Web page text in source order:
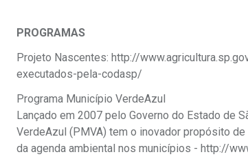
PROGRAMAS
Projeto Nascentes: http://
executados-pela-codasp/
Programa Município VerdeAzul
Lançado em 2007 pelo Governo do Estado de
VerdeAzul (PMVA) tem o inovador propósito
da agenda ambiental nos municípios - http://